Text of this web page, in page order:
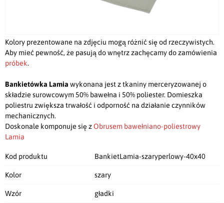
Kolory prezentowane na zdjęciu mogą różnić się od rzeczywistych.
Aby mieć pewność, że pasują do wnętrz zachęcamy do zamówienia
próbek.
Bankietówka Lamia wykonana jest z tkaniny merceryzowanej o
składzie surowcowym 50% bawełna i 50% poliester. Domieszka
poliestru zwiększa trwałość i odporność na działanie czynników
mechanicznych.
Doskonale komponuje się zObrusem bawełniano-poliestrowy
Lamia
Kod produktu BankietLamia-szaryperlowy-40x40
Kolor szary
Wzór gładki